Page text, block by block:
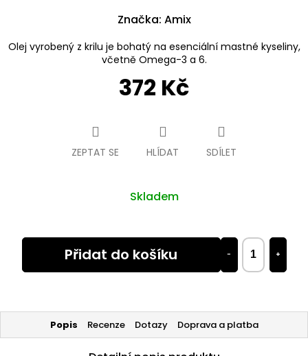
372 Kč
Skladem
+
−
Přidat do košíku
Olej vyrobený z krilu je bohatý na esenciální mastné kyseliny,
včetně Omega-3 a 6.
ZEPTAT SE HLÍDAT SDÍLET
Značka: Amix
Popis Recenze Dotazy Doprava a platba